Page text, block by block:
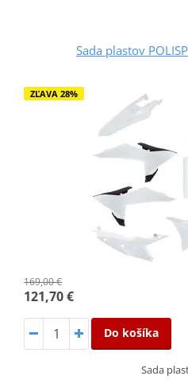
Sada plastov
ZĽAVA 28%
169,00 €
121,70 €
Do košíka
Sada